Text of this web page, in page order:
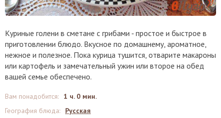
Куриные голени в сметане с грибами - простое и быстрое в
приготовлении блюдо. Вкусное по домашнему, ароматное,
нежное и полезное. Пока курица тушится, отварите макароны
или картофель и замечательный ужин или второе на обед
вашей семье обеспечено.
Вам понадобится: 1 ч. 0 мин.
География блюда:
Русская